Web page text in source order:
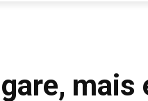
mais